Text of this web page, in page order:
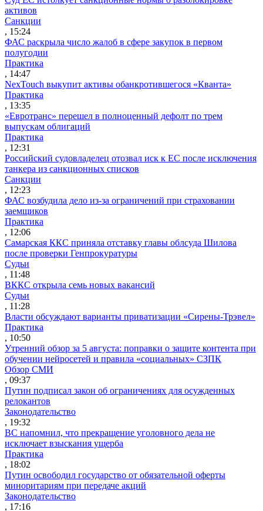
активов
Санкции
, 15:24
ФАС раскрыла число жалоб в сфере закупок в первом
полугодии
Практика
, 14:47
NexTouch выкупит активы обанкротившегося «Кванта»
Практика
, 13:35
«Евротранс» перешел в полноценный дефолт по трем
выпускам облигаций
Практика
, 12:31
Российский судовладелец отозвал иск к ЕС после исключения
танкера из санкционных списков
Санкции
, 12:23
ФАС возбудила дело из-за ограничений при страховании
заемщиков
Практика
, 12:06
Самарская ККС приняла отставку главы облсуда Шилова
после проверки Генпрокуратуры
Судьи
, 11:48
ВККС открыла семь новых вакансий
Судьи
, 11:28
Власти обсуждают варианты приватизации «Сирены-Трэвел»
Практика
, 10:50
Утренний обзор за 5 августа: поправки о защите контента при
обучении нейросетей и правила «социальных» СЗПК
Обзор СМИ
, 09:37
Путин подписал закон об ограничениях для осужденных
релокантов
Законодательство
, 19:32
ВС напомнил, что прекращение уголовного дела не
исключает взыскания ущерба
Практика
, 18:02
Путин освободил государство от обязательной оферты
миноритариям при передаче акций
Законодательство
, 17:16